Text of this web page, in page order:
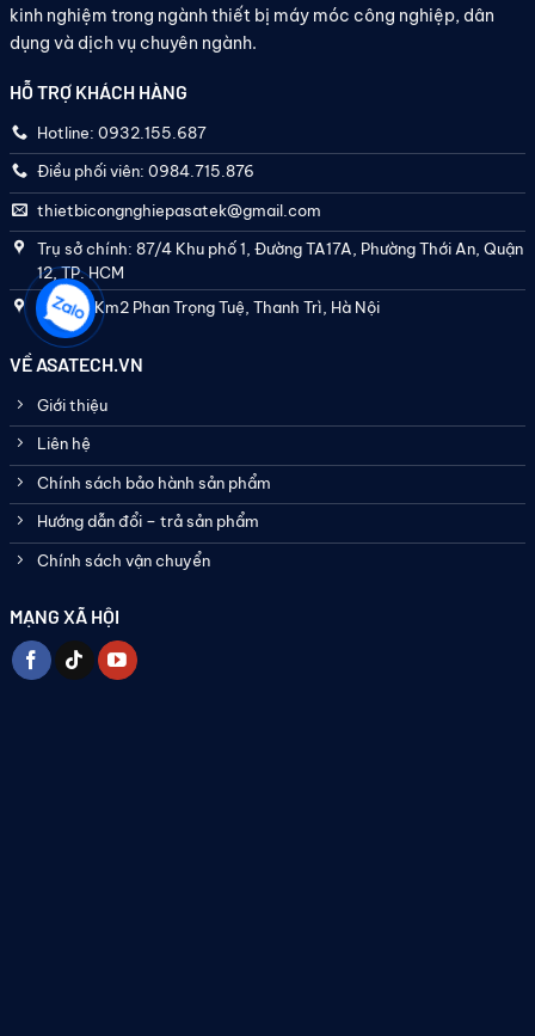
kinh nghiệm trong ngành thiết bị máy móc công nghiệp, dân
dụng và dịch vụ chuyên ngành.
HỖ TRỢ KHÁCH HÀNG
Hotline: 0932.155.687
Điều phối viên: 0984.715.876
thietbicongnghiepasatek@gmail.com
Trụ sở chính: 87/4 Khu phố 1, Đường TA17A, Phường Thới An, Quận
12, TP. HCM
Hà Nội: Km2 Phan Trọng Tuệ, Thanh Trì, Hà Nội
VỀ ASATECH.VN
Giới thiệu
Liên hệ
Chính sách bảo hành sản phẩm
Hướng dẫn đổi – trả sản phẩm
Chính sách vận chuyển
MẠNG XÃ HỘI